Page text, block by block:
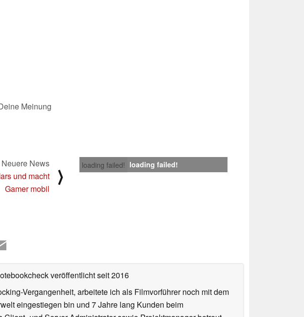
Meinung
loading failed! loading failed!
Neuere News
und macht
Gamer mobil
⟩
veröffentlichtseit 2016
Vergangenheit, arbeitete ich als Filmvorführer noch mit dem
eingestiegen bin und 7 Jahre lang Kunden beim